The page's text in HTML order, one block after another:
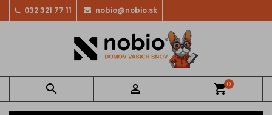
032 321 77 11 nobio@nobio.sk
  shopping_cart0